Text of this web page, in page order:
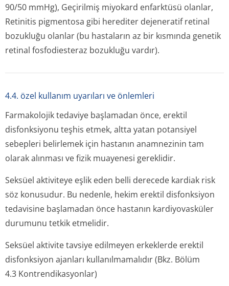
90/50 mmHg), Geçirilmiş miyokard enfarktüsü olanlar,
Retinitis pigmentosa gibi herediter dejeneratif retinal
bozukluğu olanlar (bu hastaların az bir kısmında genetik
retinal fosfodiesteraz bozukluğu vardır).
4.4. özel kullanım uyarıları ve önlemleri
Farmakolojik tedaviye başlamadan önce, erektil
disfonksiyonu teşhis etmek, altta yatan potansiyel
sebepleri belirlemek için hastanın anamnezinin tam
olarak alınması ve fizik muayenesi gereklidir.
Seksüel aktiviteye eşlik eden belli derecede kardiak risk
söz konusudur. Bu nedenle, hekim erektil disfonksiyon
tedavisine başlamadan önce hastanın kardiyovasküler
durumunu tetkik etmelidir.
Seksüel aktivite tavsiye edilmeyen erkeklerde erektil
disfonksiyon ajanları kullanılmamalıdır (Bkz. Bölüm
4.3 Kontrendi­kasyonlar)